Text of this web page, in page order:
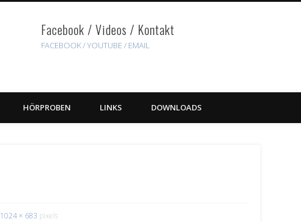
Facebook / Videos / Kontakt
FACEBOOK /YOUTUBE / EMAIL
HÖRPROBEN LINKS DOWNLOADS
1024 × 683 pixels